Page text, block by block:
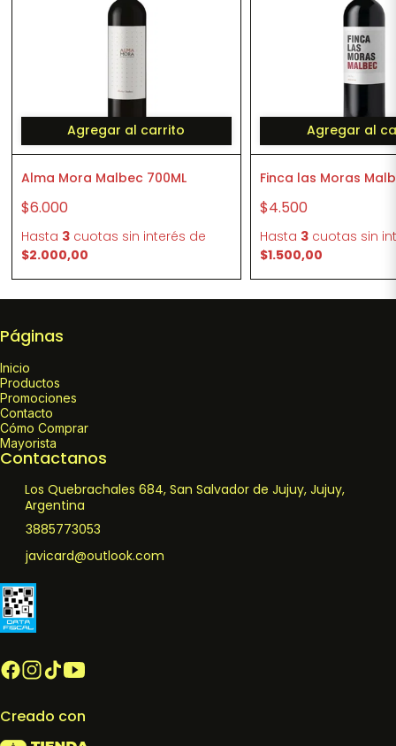
Agregar al carrito
Alma Mora Malbec 700ML
$6.000
Hasta 3cuotas sin interés de
$2.000,00
Agregar al
Finca las Moras
$4.500
Hasta 3 cuotas sin
$1.500,00
Páginas
Inicio
Productos
Promociones
Contacto
Cómo Comprar
Mayorista
Contactanos
Los Quebrachales 684, San Salvador de Jujuy, Jujuy,
Argentina
3885773053
javicard@outlook.com
Creado con